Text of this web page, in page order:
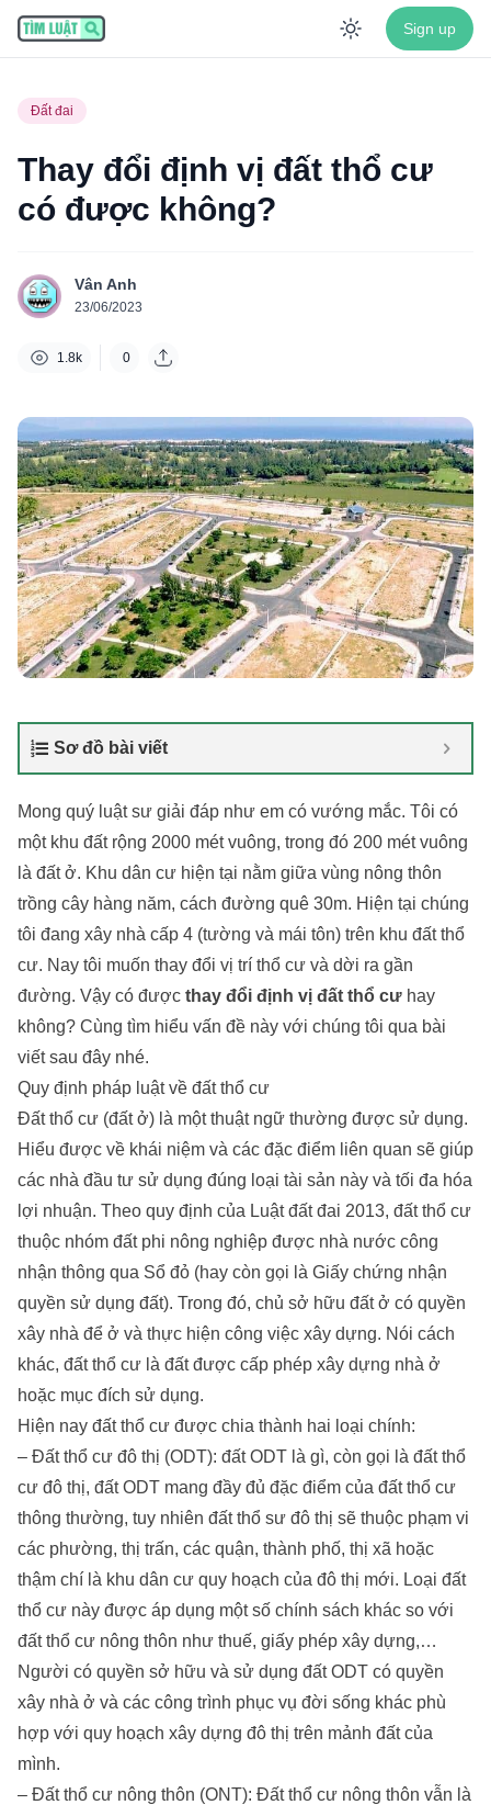
Enable
Sign up
Đất đai
Thay đổi định vị đất thổ cư
có được không?
Vân Anh
23/06/2023
1.8k 0
Sơ đồ bài viết
Mong quý luật sư giải đáp như em có vướng mắc. Tôi có
một khu đất rộng 2000 mét vuông, trong đó 200 mét vuông
là đất ở. Khu dân cư hiện tại nằm giữa vùng nông thôn
trồng cây hàng năm, cách đường quê 30m. Hiện tại chúng
tôi đang xây nhà cấp 4 (tường và mái tôn) trên khu đất thổ
cư. Nay tôi muốn thay đổi vị trí thổ cư và dời ra gần
đường. Vậy có được thay đổi định vị đất thổ cư hay
không? Cùng tìm hiểu vấn đề này với chúng tôi qua bài
viết sau đây nhé.
Quy định pháp luật về đất thổ cư
Đất thổ cư (đất ở) là một thuật ngữ thường được sử dụng.
Hiểu được về khái niệm và các đặc điểm liên quan sẽ giúp
các nhà đầu tư sử dụng đúng loại tài sản này và tối đa hóa
lợi nhuận. Theo quy định của Luật đất đai 2013, đất thổ cư
thuộc nhóm đất phi nông nghiệp được nhà nước công
nhận thông qua Sổ đỏ (hay còn gọi là Giấy chứng nhận
quyền sử dụng đất). Trong đó, chủ sở hữu đất ở có quyền
xây nhà để ở và thực hiện công việc xây dựng. Nói cách
khác, đất thổ cư là đất được cấp phép xây dựng nhà ở
hoặc mục đích sử dụng.
Hiện nay đất thổ cư được chia thành hai loại chính:
– Đất thổ cư đô thị (ODT): đất ODT là gì, còn gọi là đất thổ
cư đô thị, đất ODT mang đầy đủ đặc điểm của đất thổ cư
thông thường, tuy nhiên đất thổ sư đô thị sẽ thuộc phạm vi
các phường, thị trấn, các quận, thành phố, thị xã hoặc
thậm chí là khu dân cư quy hoạch của đô thị mới. Loại đất
thổ cư này được áp dụng một số chính sách khác so với
đất thổ cư nông thôn như thuế, giấy phép xây dựng,…
Người có quyền sở hữu và sử dụng đất ODT có quyền
xây nhà ở và các công trình phục vụ đời sống khác phù
hợp với quy hoạch xây dựng đô thị trên mảnh đất của
mình.
– Đất thổ cư nông thôn (ONT): Đất thổ cư nông thôn vẫn là